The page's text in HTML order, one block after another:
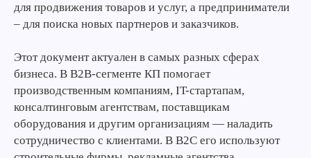
для продвижения товаров и услуг, а предприниматели
– для поиска новых партнеров и заказчиков.
Этот документ актуален в самых разных сферах
бизнеса. В B2B-сегменте КП помогает
производственным компаниям, IT-стартапам,
консалтинговым агентствам, поставщикам
оборудования и другим организациям — наладить
сотрудничество с клиентами. В B2C его используют